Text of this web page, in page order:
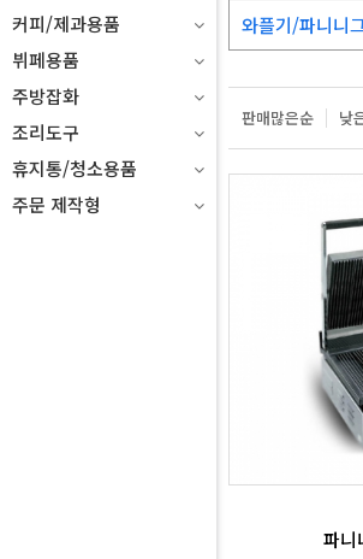
커피/제과용품
뷔페용품
주방잡화
조리도구
휴지통/청소용품
주문 제작형
와플기/파니니
판매많은순 낮
파니